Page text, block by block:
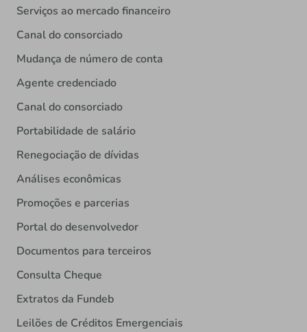
Serviços ao mercado financeiro
Canal do consorciado
Mudança de número de conta
Agente credenciado
Canal do consorciado
Portabilidade de salário
Renegociação de dívidas
Análises econômicas
Promoções e parcerias
Portal do desenvolvedor
Documentos para terceiros
Consulta Cheque
Extratos da Fundeb
Leilões de Créditos Emergenciais